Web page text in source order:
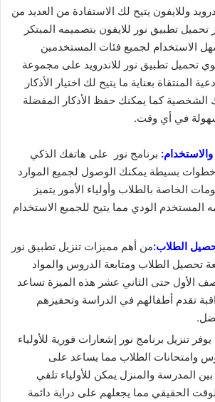
وللايفون يتيح لك الاستفادة من العديد من
تحميل تطبيق نور للايفون بتصميمه المبتكر
الاستخدام لجميع فئات المستخدمين
تحميل تطبيق نور للاندرويد على مجموعة
المنتقاة بعناية ما يتيح لك اختيار الأذكار
الشخصية كما يمكنك حفظ الأذكار المفضلة
في أي وقت.
برنامج نور على هاتفك الذكي
بسيطة يمكنك الوصول لجميع الموارد
الخاصة بالطلاب وأولياء الأمور يتميز
المستخدم الودي مما يتيح للجميع الاستخدام
الطلاب:من أهم مميزات تنزيل تطبيق نور
تحصيل الطلاب ومتابعة الدروس والمواد
الأول حتى الثاني عشر هذه الميزة تساعد
تقدم أطفالهم في الدراسة وتحفيزهم
يوفر تنزيل برنامج نور إشعارات فورية للأولياء
وامتحانات الطلاب مما يساعد على
المدرسة والمنزل يمكن للأولياء تلقي
الحقيقي مما يجعلهم على دراية دائمة